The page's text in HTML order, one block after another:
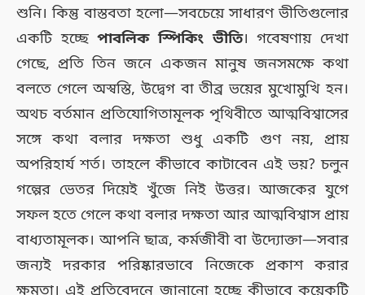
শুনি। কিন্তু বাস্তবতা হলো—সবচেয়ে সাধারণ ভীতিগুলোর
একটি হচ্ছেপাবলিক স্পিকিং ভীতি। গবেষণায় দেখা
গেছে, প্রতি তিন জনে একজন মানুষ জনসমক্ষে কথা
বলতে গেলে অস্বস্তি, উদ্বেগ বা তীব্র ভয়ের মুখোমুখি হন।
অথচ বর্তমান প্রতিযোগিতামূলক পৃথিবীতে আত্মবিশ্বাসের
সঙ্গে কথা বলার দক্ষতা শুধু একটি গুণ নয়, প্রায়
অপরিহার্য শর্ত। তাহলে কীভাবে কাটাবেন এই ভয়? চলুন
গল্পের ভেতর দিয়েই খুঁজে নিই উত্তর। আজকের যুগে
সফল হতে গেলে কথা বলার দক্ষতা আর আত্মবিশ্বাস প্রায়
বাধ্যতামূলক। আপনি ছাত্র, কর্মজীবী বা উদ্যোক্তা—সবার
জন্যই দরকার পরিষ্কারভাবে নিজেকে প্রকাশ করার